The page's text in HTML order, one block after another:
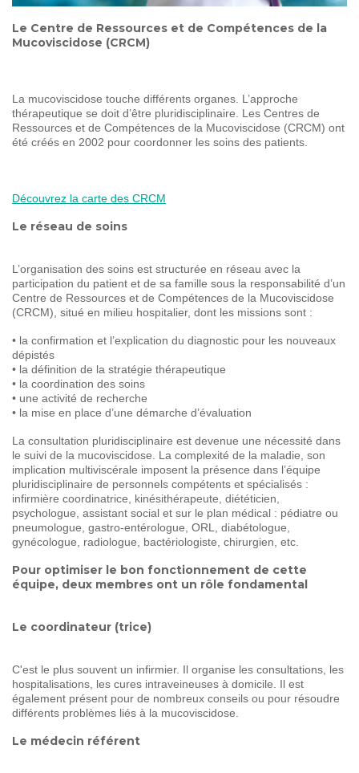
60 ANS DE COMBAT
Le Centre de Ressources et de Compétences de la
Mucoviscidose (CRCM)
La mucoviscidose touche différents organes. L’approche
thérapeutique se doit d’être pluridisciplinaire. Les Centres de
Ressources et de Compétences de la Mucoviscidose (CRCM) ont
été créés en 2002 pour coordonner les soins des patients.
Découvrez la carte des CRCM
Le réseau de soins
L’organisation des soins est structurée en réseau avec la
participation du patient et de sa famille sous la responsabilité d’un
Centre de Ressources et de Compétences de la Mucoviscidose
(CRCM), situé en milieu hospitalier, dont les missions sont :
• la confirmation et l’explication du diagnostic pour les nouveaux
dépistés
• la définition de la stratégie thérapeutique
• la coordination des soins
• une activité de recherche
• la mise en place d’une démarche d’évaluation
La consultation pluridisciplinaire est devenue une nécessité dans
le suivi de la mucoviscidose. La complexité de la maladie, son
implication multiviscérale imposent la présence dans l’équipe
pluridisciplinaire de personnels compétents et spécialisés :
infirmière coordinatrice, kinésithérapeute, diététicien,
psychologue, assistant social et sur le plan médical : pédiatre ou
pneumologue, gastro-entérologue, ORL, diabétologue,
gynécologue, radiologue, bactériologiste, chirurgien, etc.
Pour optimiser le bon fonctionnement de cette
équipe, deux membres ont un rôle fondamental
Le coordinateur (trice)
C'est le plus souvent un infirmier. Il organise les consultations, les
hospitalisations, les cures intraveineuses à domicile. Il est
également présent pour de nombreux conseils ou pour résoudre
différents problèmes liés à la mucoviscidose.
Le médecin référent